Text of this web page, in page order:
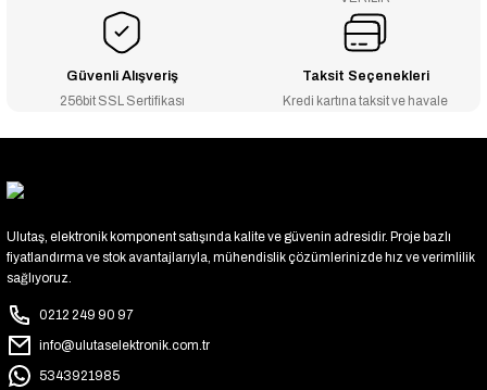
Güvenli Alışveriş
256bit SSL Sertifikası
Taksit Seçenekleri
Kredi kartına taksit ve havale
Ulutaş, elektronik komponent satışında kalite ve güvenin adresidir. Proje bazlı
fiyatlandırma ve stok avantajlarıyla, mühendislik çözümlerinizde hız ve verimlilik
sağlıyoruz.
0212 249 90 97
info@ulutaselektronik.com.tr
5343921985